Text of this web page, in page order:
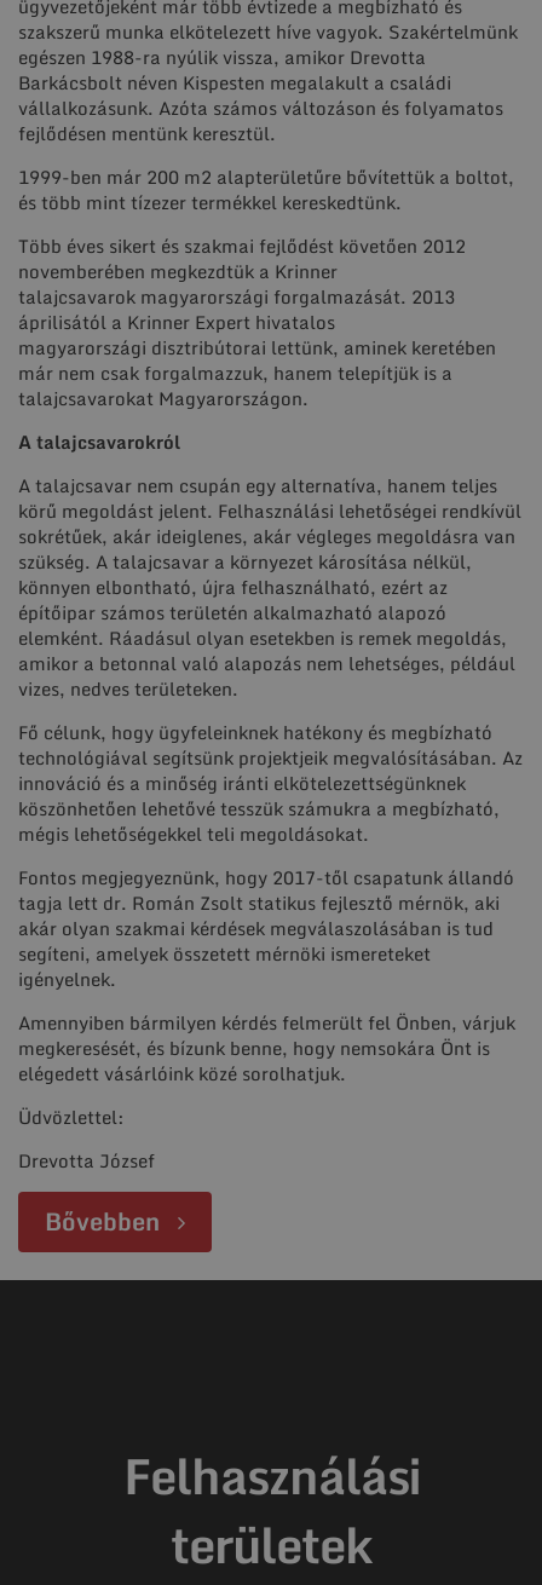
szakszerű munka elkötelezett híve vagyok. Szakértelmünk
egészen 1988-ra nyúlik vissza, amikor Drevotta
Barkácsbolt néven Kispesten megalakult a családi
vállalkozásunk. Azóta számos változáson és folyamatos
fejlődésen mentünk keresztül.
1999-ben már 200 m2 alapterületűre bővítettük a boltot,
és több mint tízezer termékkel kereskedtünk.
Több éves sikert és szakmai fejlődést követően 2012
novemberében megkezdtük a Krinner
talajcsavarok magyarországi forgalmazását. 2013
áprilisától a Krinner Expert hivatalos
magyarországi disztribútorai lettünk, aminek keretében
már nem csak forgalmazzuk, hanem telepítjük is a
talajcsavarokat Magyarországon.
A talajcsavarokról
A talajcsavar nem csupán egy alternatíva, hanem teljes
körű megoldást jelent. Felhasználási lehetőségei rendkívül
sokrétűek, akár ideiglenes, akár végleges megoldásra van
szükség. A talajcsavar a környezet károsítása nélkül,
könnyen elbontható, újra felhasználható, ezért az
építőipar számos területén alkalmazható alapozó
elemként. Ráadásul olyan esetekben is remek megoldás,
amikor a betonnal való alapozás nem lehetséges, például
vizes, nedves területeken.
Fő célunk, hogy ügyfeleinknek hatékony és megbízható
technológiával segítsünk projektjeik megvalósításában. Az
innováció és a minőség iránti elkötelezettségünknek
köszönhetően lehetővé tesszük számukra a megbízható,
mégis lehetőségekkel teli megoldásokat.
Fontos megjegyeznünk, hogy 2017-től csapatunk állandó
tagja lett dr. Román Zsolt statikus fejlesztő mérnök, aki
akár olyan szakmai kérdések megválaszolásában is tud
segíteni, amelyek összetett mérnöki ismereteket
igényelnek.
Amennyiben bármilyen kérdés felmerült fel Önben, várjuk
megkeresését, és bízunk benne, hogy nemsokára Önt is
elégedett vásárlóink közé sorolhatjuk.
Üdvözlettel:
Drevotta József
Bővebben
Felhasználási
területek